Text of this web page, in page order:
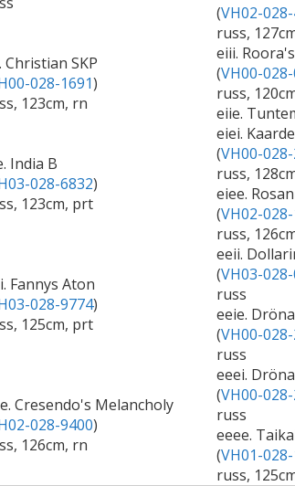
(VH02-
russ,
Christian SKP
028-1691)
123cm, rn
eiii.
(VH00-
russ,
eiie.
India B
028-6832)
123cm, prt
eiei.
(VH00-
russ,
eiee.
(VH02-028-
russ,
Fannys Aton
028-9774)
125cm, prt
eeii.
(VH03-
russ
eeie.
(VH00-
russ
Cresendo's Melancholy
028-9400)
126cm, rn
eeei.
(VH00-
russ
eeee.
(VH01-
russ,